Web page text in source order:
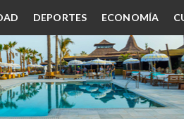
DEPORTES ECONOMÍA